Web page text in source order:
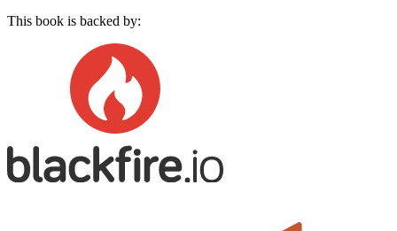
This book is backed by: